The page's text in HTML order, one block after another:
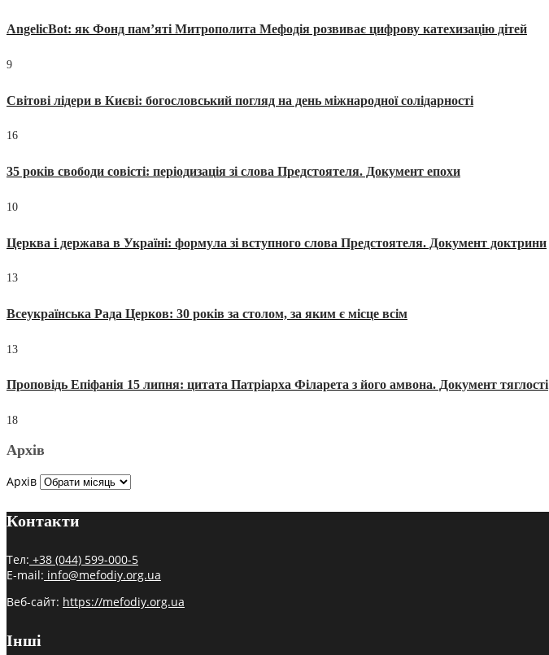
AngelicBot: як Фонд пам’яті Митрополита Мефодія розвиває цифрову катехизацію дітей
9
Світові лідери в Києві: богословський погляд на день міжнародної солідарності
16
35 років свободи совісті: періодизація зі слова Предстоятеля. Документ епохи
10
Церква і держава в Україні: формула зі вступного слова Предстоятеля. Документ доктрини
13
Всеукраїнська Рада Церков: 30 років за столом, за яким є місце всім
13
Проповідь Епіфанія 15 липня: цитата Патріарха Філарета з його амвона. Документ тяглості
18
Архів
Архів
Контакти
Тел: +38 (044) 599-000-5
E-mail: info@mefodiy.org.ua
Веб-сайт: https://mefodiy.org.ua
Інші